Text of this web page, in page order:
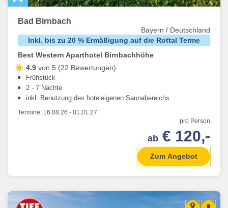
Bad Birnbach
Bayern / Deutschland
Inkl. bis zu 20 % Ermäßigung auf die Rottal Terme
Best Western Aparthotel Birnbachhöhe
4.9 von 5 (22 Bewertungen)
Frühstück
2 - 7 Nächte
inkl. Benutzung des hoteleigenen Saunabereichs
Termine: 16.08.26 - 01.01.27
pro Person
ab € 120,-
Zum Angebot